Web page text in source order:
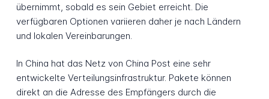
übernimmt, sobald es sein Gebiet erreicht. Die
verfügbaren Optionen variieren daher je nach Ländern
und lokalen Vereinbarungen.
In China hat das Netz von China Post eine sehr
entwickelte Verteilungsinfrastruktur. Pakete können
direkt an die Adresse des Empfängers durch die